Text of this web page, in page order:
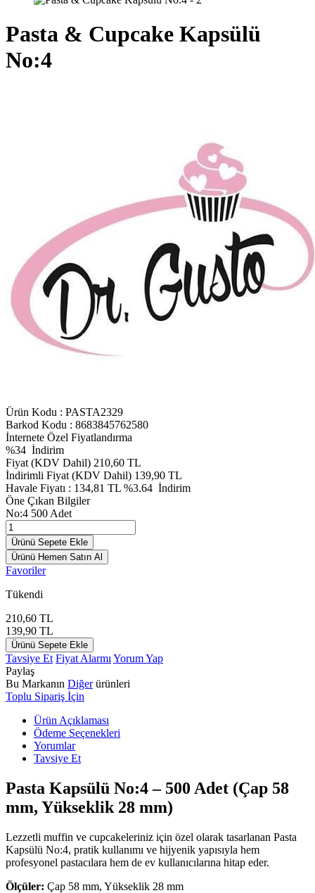
Pasta & Cupcake Kapsülü
No:4
Ürün Kodu : PASTA2329
Barkod Kodu : 8683845762580
İnternete Özel Fiyatlandırma
%34 İndirim
Fiyat (KDV Dahil) 210,60 TL
İndirimli Fiyat (KDV Dahil) 139,90 TL
Havale Fiyatı : 134,81 TL %3.64 İndirim
Öne Çıkan Bilgiler
No:4 500 Adet
Ürünü Sepete Ekle
Ürünü Hemen Satın Al
Favoriler
Tükendi
210,60 TL
139,90 TL
Ürünü Sepete Ekle
Tavsiye Et Fiyat Alarmı Yorum Yap
Paylaş
Bu Markanın Diğerürünleri
Toplu Sipariş İçin
Ürün Açıklaması
Ödeme Seçenekleri
Yorumlar
Tavsiye Et
Pasta Kapsülü No:4 – 500 Adet (Çap 58
mm, Yükseklik 28 mm)
Lezzetli muffin ve cupcakeleriniz için özel olarak tasarlanan Pasta
Kapsülü No:4, pratik kullanımı ve hijyenik yapısıyla hem
profesyonel pastacılara hem de ev kullanıcılarına hitap eder.
Ölçüler: Çap 58 mm, Yükseklik 28 mm